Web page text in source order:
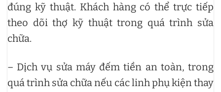
đúng kỹ thuật. Khách hàng có thể trực tiếp
theo dõi thợ kỹ thuật trong quá trình sửa
chữa.
– Dịch vụ sửa máy đếm tiền an toàn, trong
quá trình sửa chữa nếu các linh phụ kiện thay